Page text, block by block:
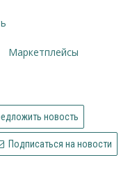
маркетплейсы
новость
Подписаться на новости